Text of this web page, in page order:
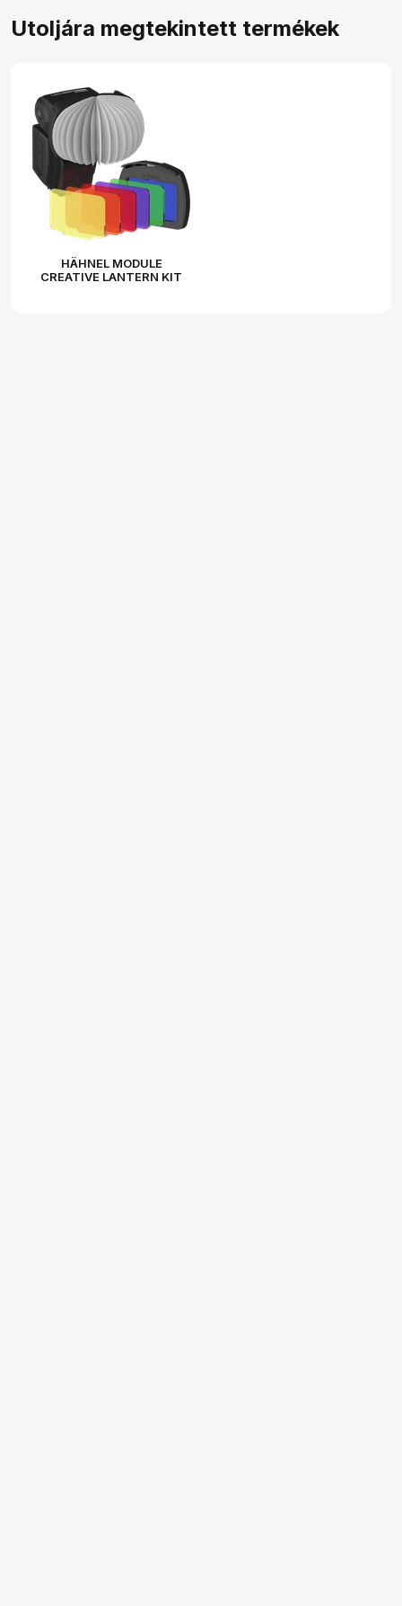
Utoljára megtekintett termékek
HÄHNEL MODULE
CREATIVE LANTERN KIT